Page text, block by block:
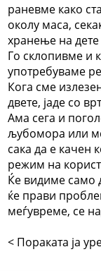
раневме како
околу маса,
хранење на дете
Го склопивме и
употребуваме
Кога сме
двете, јаде со
Ама сега и
љубомора или
сака да е качен
режим на
Ќе видиме само
ќе прави
меѓувреме, се
< Поракaта ја